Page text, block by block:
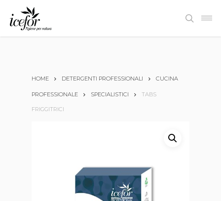
search
HOME DETERGENTI PROFESSIONALI CUCINA
PROFESSIONALE SPECIALISTICI TABS
FRIGGITRICI